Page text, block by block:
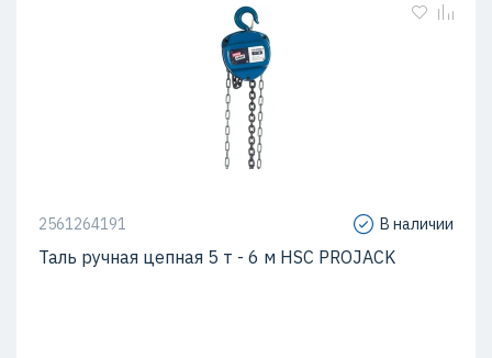
2561264191 В наличии
Таль ручная цепная 5 т - 6 м HSC PROJACK